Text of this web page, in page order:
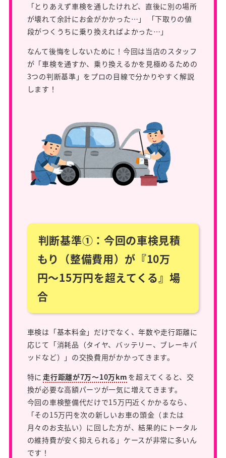
「とりあえず車検を通したけれど、直後に別の場所
が壊れて余計にお金がかかった…」 「下取りの値
段がつくうちに乗り換えればよかった…」
なんて後悔をしないために！今回は当店のスタッフ
が「車検を通すか、乗り換えるかを見極めるための
3つの判断基準」をプロの目線で分かりやすく解説
します！
判断基準①：今回の車検見積
もり（整備費用）が『10万
円〜15万円を超えてくる』場
合
車検は「基本料金」だけでなく、年数や走行距離に
応じて「消耗品（タイヤ、バッテリー、ブレーキパ
ッドなど）」の交換費用がかかってきます。
特に 走行距離が7万〜10万km を超えてくると、交
換が必要な高額パーツが一気に増えてきます。
今回の車検整備代だけで15万円近くかかるなら、
「その15万円を次の新しいお車の頭金（または
月々のお支払い）に回した方が、結果的にトータル
の維持費が安く抑えられる」ケースが非常に多いん
です！